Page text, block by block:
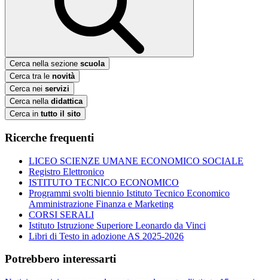
Cerca nella sezione scuola
Cerca tra le novità
Cerca nei servizi
Cerca nella didattica
Cerca in tutto il sito
Ricerche frequenti
LICEO SCIENZE UMANE ECONOMICO SOCIALE
Registro Elettronico
ISTITUTO TECNICO ECONOMICO
Programmi svolti biennio Istituto Tecnico Economico
Amministrazione Finanza e Marketing
CORSI SERALI
Istituto Istruzione Superiore Leonardo da Vinci
Libri di Testo in adozione AS 2025-2026
Potrebbero interessarti